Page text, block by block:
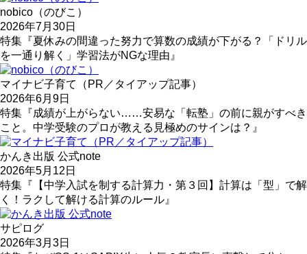
nobico（のびこ）
2026年7月30日
特集『夏休みの間違った努力で算数の成績が下がる？「ドリル
を一通り解く」学習法がNGな理由』
マイナビ子育て（PR／タイアップ記事）
2026年6月9日
特集『成績が上がらない……安易な「転塾」の前に親がすべき
こと。中学受験のプロが教える見極めのサインは？』
かんき出版 公式note
2026年5月12日
特集『【中学入試を制する計算力・第３回】計算は「型」で解
く！ラクして解ける計算のルール』
サピログ
2026年3月3日